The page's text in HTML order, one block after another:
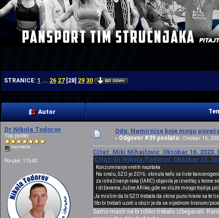
STRANICE: 1 ... 26 27[28] 29 30
Autor
Dr Nikola Todorov
Top poster
Van mreže
Poruke: 11540
Odg: Namirnice koje mogu
« Odgovor #39 poslato: Oktobar 16,
Citat: Miki Mihajlovic Oktobar 16, 2023,
Citat: Dr Nikola Todorov Oktobar 15,
Konzumiranje vrelih napitaka
Na sreću, SZO je 2016. skinula kafu sa liste
za istraživanje raka (IARC) objavila je izveštaj u kome
i državama Južne Afrike, gde se služe mnogo toplija
Ja mislim da bi SZO trebala da skine puno hrane sa te
Sto bi trebali uzeti u obzir je da sa nijednom hranom/
Samo masti ne bi toliko trebalo izbegavati.